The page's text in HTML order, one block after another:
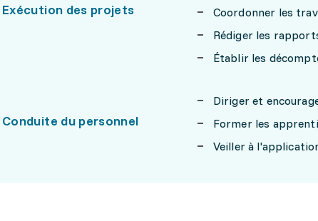
Exécution des projets
Coordonner les
Rédiger les
Établir les
Conduite du personnel
Diriger et
Former les
Veiller à